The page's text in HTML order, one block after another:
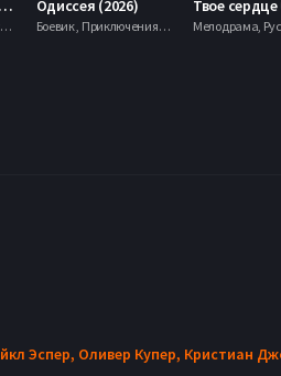
День разоблачения (2026)
Драма, Триллер, Фантастика,
Одиссея (2026)
Боевик , Приключения, Фэнтези, Мелодрама,
Эспер, Оливер Купер, Кристиан